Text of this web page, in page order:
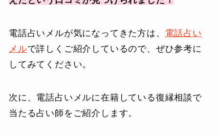
電話占いメルが気になってきた方は、 電話占い
メルで詳しくご紹介しているので、ぜひ参考に
してみてください。
次に、電話占いメルに在籍している復縁相談で
当たる占い師をご紹介します。